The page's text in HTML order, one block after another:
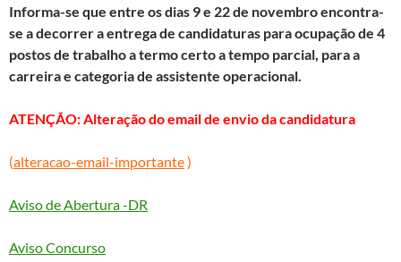
Informa-se que entre os dias 9 e 22 de novembro encontra-
se a decorrer a entrega de candidaturas para ocupação de 4
postos de trabalho a termo certo a tempo parcial, para a
carreira e categoria de assistente operacional.
ATENÇÃO: Alteração do email de envio da candidatura
(alteracao-email-importante)
Aviso de Abertura -DR
Aviso Concurso